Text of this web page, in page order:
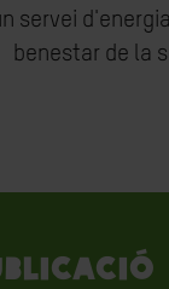
servei
benestar de la